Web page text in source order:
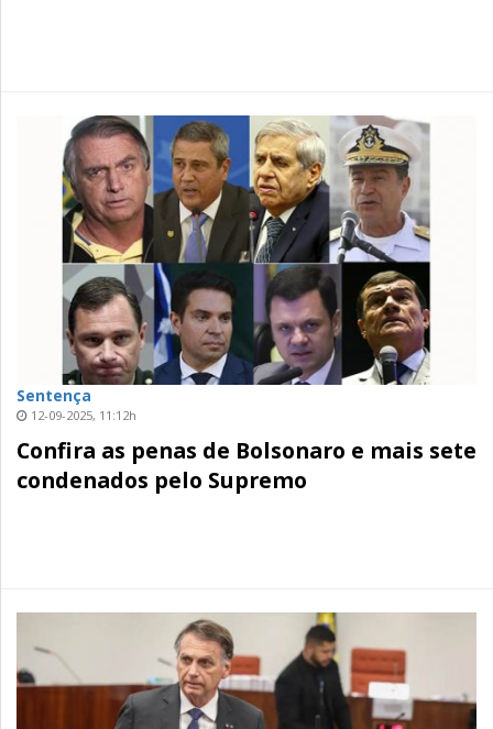
Sentença
12-09-2025, 11:12h
Confira as penas de Bolsonaro e mais sete
condenados pelo Supremo